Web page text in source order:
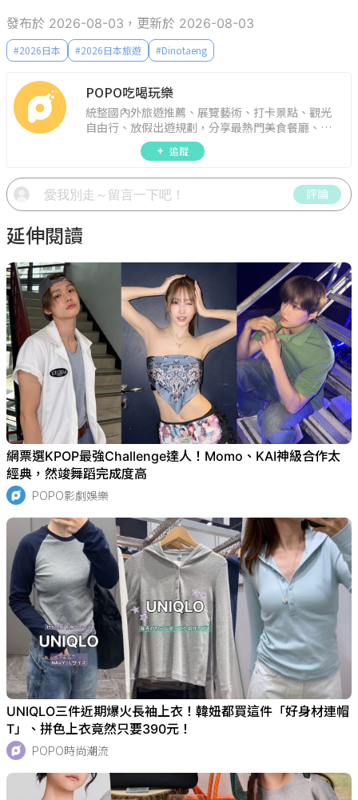
發布於 2026-08-03，更新於 2026-08-03
#2026日本 #2026日本旅遊 #Dinotaeng
POPO吃喝玩樂
統整國內外旅遊推薦、展覽藝術、打卡景點、觀光
自由行、放假出遊規劃，分享最熱門美食餐廳、約
會聚餐、人氣甜點、速食手搖飲、3C科技、心理測
驗、星座運勢、生活雜貨、吃喝玩樂實用資訊。
追蹤
評論
延伸閱讀
網票選KPOP最強Challenge達人！Momo、KAI神級合作太
經典，然竣舞蹈完成度高
POPO影劇娛樂
UNIQLO三件近期爆火長袖上衣！韓妞都買這件「好身材連帽
T」、拼色上衣竟然只要390元！
POPO時尚潮流